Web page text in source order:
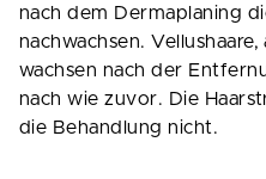
nach dem Dermaplaning
nachwachsen.
wachsen nach der
nach wie zuvor. Die
die Behandlung nicht.